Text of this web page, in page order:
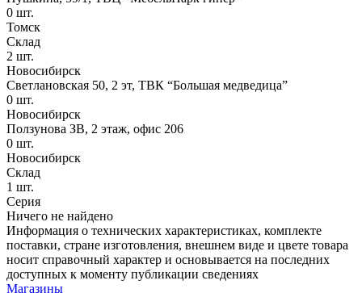
0 шт.
Томск
Склад
2 шт.
Новосибирск
Светлановская 50, 2 эт, ТВК “Большая медведица”
0 шт.
Новосибирск
Ползунова ЗВ, 2 этаж, офис 206
0 шт.
Новосибирск
Склад
1 шт.
Серия
Ничего не найдено
Информация о технических характеристиках, комплекте
поставки, стране изготовления, внешнем виде и цвете товара
носит справочный характер и основывается на последних
доступных к моменту публикации сведениях
Магазины